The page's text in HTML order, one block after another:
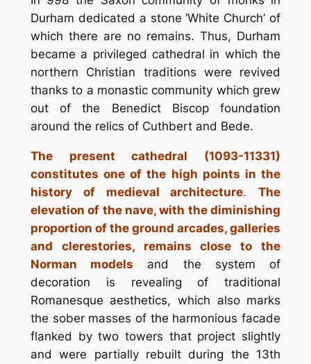
Durham dedicated a stone ‘White Church’ of
which there are no remains. Thus, Durham
became a privileged cathedral in which the
northern Christian traditions were revived
thanks to a monastic community which grew
out of the Benedict Biscop foundation
around the relics of Cuthbert and Bede.
The present cathedral (1093-11331)
constitutes one of the high points in the
history of medieval architecture.The
elevation of the nave, with the diminishing
proportion of the ground arcades, galleries
and clerestories, remains close to the
Norman models
and the system of
decoration is revealing of traditional
Romanesque aesthetics, which also marks
the sober masses of the harmonious facade
flanked by two towers that project slightly
and were partially rebuilt during the 13th